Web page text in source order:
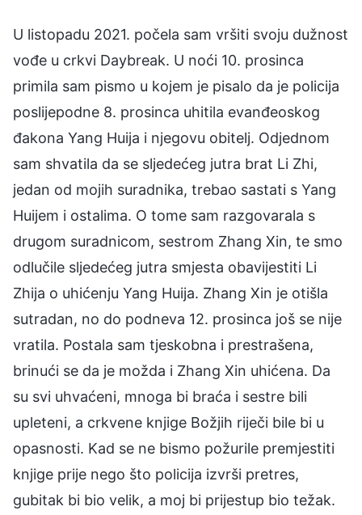
U listopadu 2021. počela sam vršiti svoju dužnost
vođe u crkvi Daybreak. U noći 10. prosinca
primila sam pismo u kojem je pisalo da je policija
poslijepodne 8. prosinca uhitila evanđeoskog
đakona Yang Huija i njegovu obitelj. Odjednom
sam shvatila da se sljedećeg jutra brat Li Zhi,
jedan od mojih suradnika, trebao sastati s Yang
Huijem i ostalima. O tome sam razgovarala s
drugom suradnicom, sestrom Zhang Xin, te smo
odlučile sljedećeg jutra smjesta obavijestiti Li
Zhija o uhićenju Yang Huija. Zhang Xin je otišla
sutradan, no do podneva 12. prosinca još se nije
vratila. Postala sam tjeskobna i prestrašena,
brinući se da je možda i Zhang Xin uhićena. Da
su svi uhvaćeni, mnoga bi braća i sestre bili
upleteni, a crkvene knjige Božjih riječi bile bi u
opasnosti. Kad se ne bismo požurile premjestiti
knjige prije nego što policija izvrši pretres,
gubitak bi bio velik, a moj bi prijestup bio težak.